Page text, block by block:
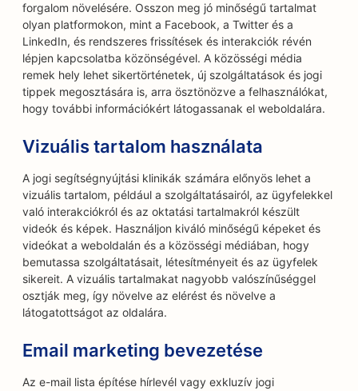
forgalom növelésére. Osszon meg jó minőségű tartalmat
olyan platformokon, mint a Facebook, a Twitter és a
LinkedIn, és rendszeres frissítések és interakciók révén
lépjen kapcsolatba közönségével. A közösségi média
remek hely lehet sikertörténetek, új szolgáltatások és jogi
tippek megosztására is, arra ösztönözve a felhasználókat,
hogy további információkért látogassanak el weboldalára.
Vizuális tartalom használata
A jogi segítségnyújtási klinikák számára előnyös lehet a
vizuális tartalom, például a szolgáltatásairól, az ügyfelekkel
való interakciókról és az oktatási tartalmakról készült
videók és képek. Használjon kiváló minőségű képeket és
videókat a weboldalán és a közösségi médiában, hogy
bemutassa szolgáltatásait, létesítményeit és az ügyfelek
sikereit. A vizuális tartalmakat nagyobb valószínűséggel
osztják meg, így növelve az elérést és növelve a
látogatottságot az oldalára.
Email marketing bevezetése
Az e-mail lista építése hírlevél vagy exkluzív jogi